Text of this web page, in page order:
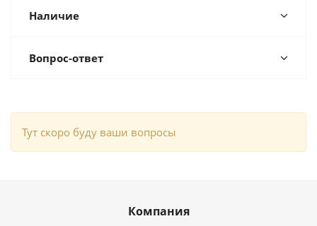
Наличие
Вопрос-ответ
Тут скоро буду ваши вопросы
Компания